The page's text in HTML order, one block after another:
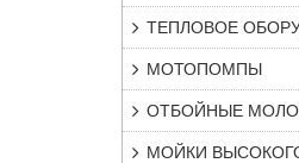
ТЕПЛОВОЕ
МОТОПОМПЫ
ОТБОЙНЫЕ
МОЙКИ